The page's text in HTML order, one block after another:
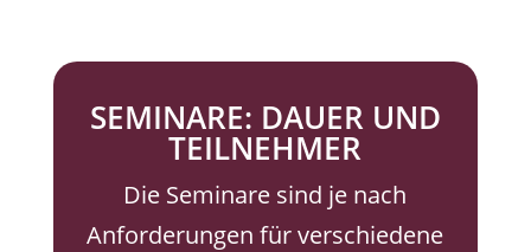
SEMINARE: DAUER UND
TEILNEHMER
Die Seminare sind je nach
Anforderungen für verschiedene